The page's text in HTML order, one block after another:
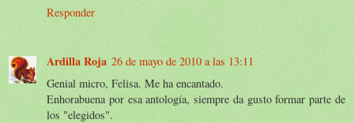
Responder
Ardilla Roja 26 de mayo de 2010 a las 13:11
Genial micro, Felisa. Me ha encantado.
Enhorabuena por esa antología, siempre da gusto formar parte de
los "elegidos".